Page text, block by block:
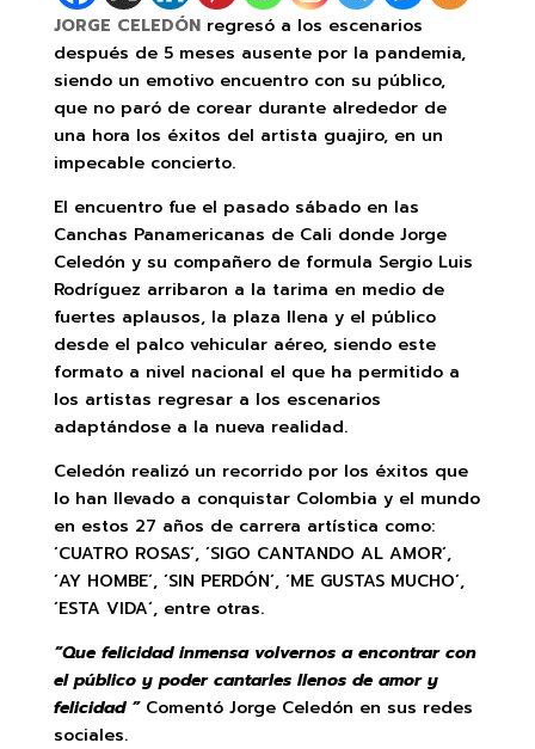
JORGE CELEDÓNregresó a los escenarios
después de 5 meses ausente por la pandemia,
siendo un emotivo encuentro con su público,
que no paró de corear durante alrededor de
una hora los éxitos del artista guajiro, en un
impecable concierto.
El encuentro fue el pasado sábado en las
Canchas Panamericanas de Cali donde Jorge
Celedón y su compañero de formula Sergio Luis
Rodríguez arribaron a la tarima en medio de
fuertes aplausos, la plaza llena y el público
desde el palco vehicular aéreo, siendo este
formato a nivel nacional el que ha permitido a
los artistas regresar a los escenarios
adaptándose a la nueva realidad.
Celedón realizó un recorrido por los éxitos que
lo han llevado a conquistar Colombia y el mundo
en estos 27 años de carrera artística como:
´CUATRO ROSAS´, ´SIGO CANTANDO AL AMOR´,
´AY HOMBE´, ´SIN PERDÓN´, ´ME GUSTAS MUCHO´,
´ESTA VIDA´, entre otras.
“Que felicidad inmensa volvernos a encontrar con
el público y poder cantarles llenos de amor y
felicidad ” Comentó Jorge Celedón en sus redes
sociales.